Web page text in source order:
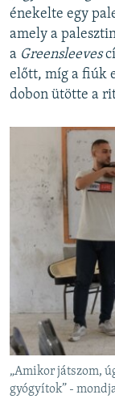
énekelte egy
amely a
a Greensleeves
előtt, míg a fiúk
dobon ütötte a
„Amikor játszom,
gyógyítok” -